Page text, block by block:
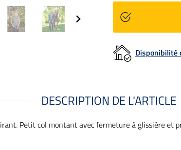
Disponibilité
DESCRIPTION DE L'ARTICLE
Petit col montant avec fermeture à glissière et